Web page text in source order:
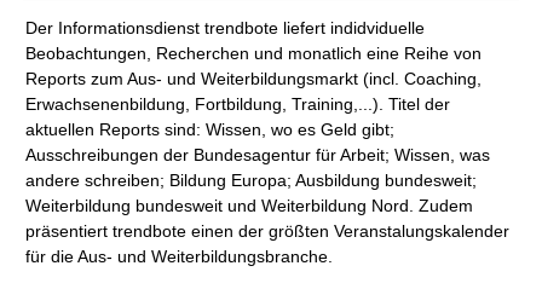
Der Informationsdienst trendbote liefert indidviduelle
Beobachtungen, Recherchen und monatlich eine Reihe von
Reports zum Aus- und Weiterbildungsmarkt (incl. Coaching,
Erwachsenenbildung, Fortbildung, Training,...). Titel der
aktuellen Reports sind: Wissen, wo es Geld gibt;
Ausschreibungen der Bundesagentur für Arbeit; Wissen, was
andere schreiben; Bildung Europa; Ausbildung bundesweit;
Weiterbildung bundesweit und Weiterbildung Nord. Zudem
präsentiert trendbote einen der größten Veranstalungskalender
für die Aus- und Weiterbildungsbranche.